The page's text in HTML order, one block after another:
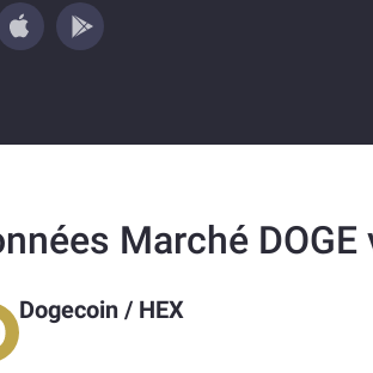
Marché DOGE
Dogecoin / HEX